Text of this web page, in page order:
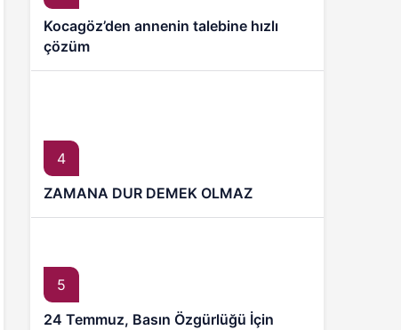
Kocagöz’den annenin talebine hızlı
çözüm
4
ZAMANA DUR DEMEK OLMAZ
5
24 Temmuz, Basın Özgürlüğü İçin